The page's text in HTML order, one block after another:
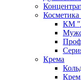
КМ
Крема
Крем